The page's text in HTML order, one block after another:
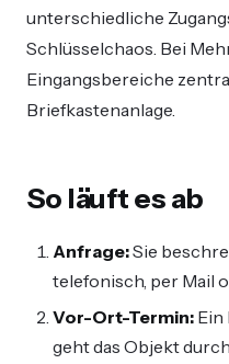
unterschiedliche
Schlüsselchaos. Bei
Eingangsbereiche
Briefkastenanlage.
So läuft es ab
Anfrage:Sie
telefonisch, per Mail
Vor-Ort-Termin: Ein
geht das Objekt